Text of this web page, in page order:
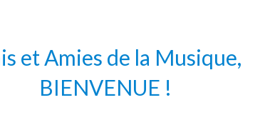
et Amies de la Musique,
BIENVENUE !